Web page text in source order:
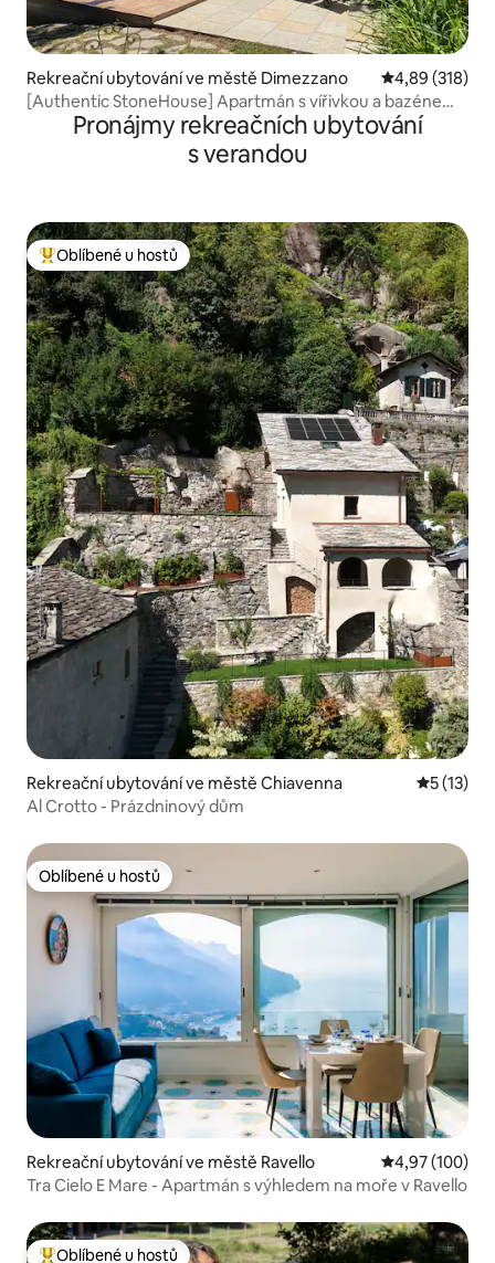
Rekreační ubytování ve městě Dimezzano Průměrné
4,89 (318)
[Authentic StoneHouse] Apartmán s vířivkou a bazénem
s výhledemPronájmy rekreačních ubytování
s verandou
Nejlepší v kategorii Oblíbené u hostů
Oblíbené u hostů
Rekreační ubytování ve městě Chiavenna
5 (13)
Al Crotto - Prázdninový dům
Oblíbené u hostů
Oblíbené u hostů
Rekreační ubytování ve městě Ravello Průměrné
4,97 (100)
Tra Cielo E Mare - Apartmán s výhledem na moře v Ravello
Oblíbené u hostů